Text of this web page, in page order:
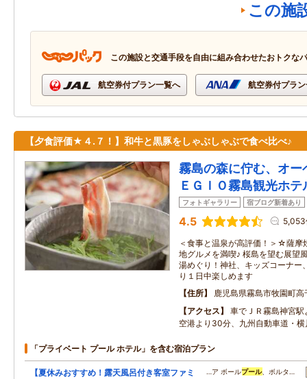
この施
この施設と交通手段を自由に組み合わせたおトクな
航空券付プラン一覧へ 航空券付プラ
【夕食評価★４.７！】和牛と黒豚をしゃぶしゃぶで食べ比べ♪
霧島の森に佇む、オ
ＥＧＩＯ霧島観光ホテ
フォトギャラリー 宿ブログ新着あり
4.5 5,053
＜食事と温泉が高評価！＞☆薩摩
地グルメを満喫♪ 桜島を望む展望
湯めぐり！神社、キッズコーナー
り１日中楽しめます
住所
鹿児島県霧島市牧園町
アクセス
車でＪＲ霧島神宮
空港より30分、九州自動車道・
「プライベート プール ホテル」を含む宿泊プラン
【夏休みおすすめ！露天風呂付き客室ファミ
…ア ボールプール、ボルタ…